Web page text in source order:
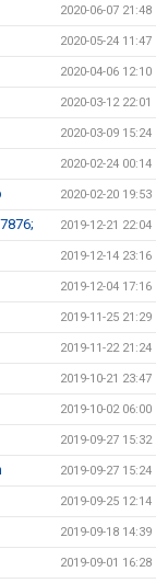
2020-06-07 21:48
2020-05-24 11:47
2020-04-06 12:10
2020-03-12 22:01
2020-03-09 15:24
2020-02-24 00:14
2020-02-20 19:53
2019-12-21 22:04
2019-12-14 23:16
2019-12-04 17:16
2019-11-25 21:29
2019-11-22 21:24
2019-10-21 23:47
2019-10-02 06:00
2019-09-27 15:32
2019-09-27 15:24
2019-09-25 12:14
2019-09-18 14:39
2019-09-01 16:28